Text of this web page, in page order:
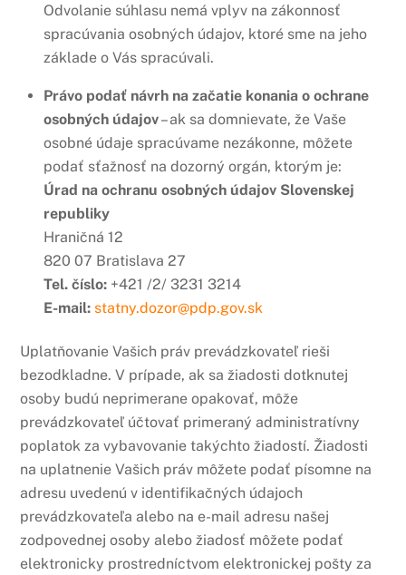
Odvolanie súhlasu nemá vplyv na zákonnosť
spracúvania osobných údajov, ktoré sme na jeho
základe o Vás spracúvali.
Právo podať návrh na začatie konania o ochrane
osobných údajov– ak sa domnievate, že Vaše
osobné údaje spracúvame nezákonne, môžete
podať sťažnosť na dozorný orgán, ktorým je:
Úrad na ochranu osobných údajov Slovenskej
republiky
Hraničná 12
820 07 Bratislava 27
Tel. číslo: +421 /2/ 3231 3214
E-mail: statny.dozor@pdp.gov.sk
Uplatňovanie Vašich práv prevádzkovateľ rieši
bezodkladne. V prípade, ak sa žiadosti dotknutej
osoby budú neprimerane opakovať, môže
prevádzkovateľ účtovať primeraný administratívny
poplatok za vybavovanie takýchto žiadostí. Žiadosti
na uplatnenie Vašich práv môžete podať písomne na
adresu uvedenú v identifikačných údajoch
prevádzkovateľa alebo na e-mail adresu našej
zodpovednej osoby alebo žiadosť môžete podať
elektronicky prostredníctvom elektronickej pošty za